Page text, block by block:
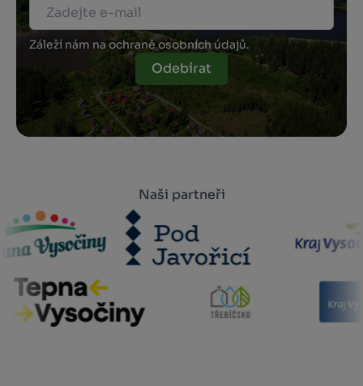
Záleží nám na ochraně osobních údajů.
Odebírat
Naši partneři